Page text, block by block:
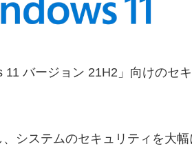
バージョン 21H2」向けのセ
システムのセキュリティを大